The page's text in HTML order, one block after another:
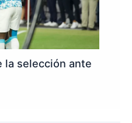
la selección ante